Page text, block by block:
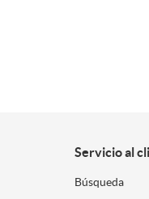
Servicio al
Búsqueda